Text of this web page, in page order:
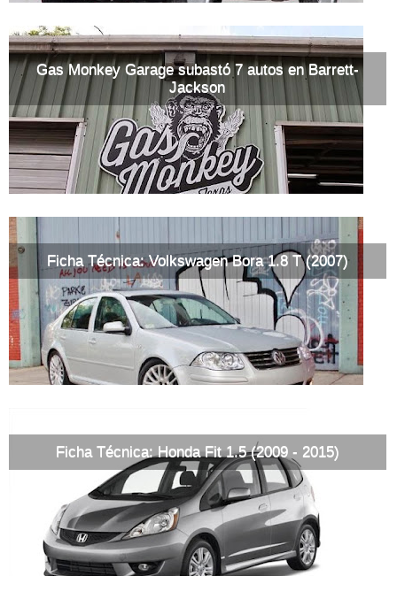
Gas Monkey Garage subastó 7 autos en Barrett-
Jackson
Ficha Técnica: Volkswagen Bora 1.8 T (2007)
Ficha Técnica: Honda Fit 1.5 (2009 - 2015)